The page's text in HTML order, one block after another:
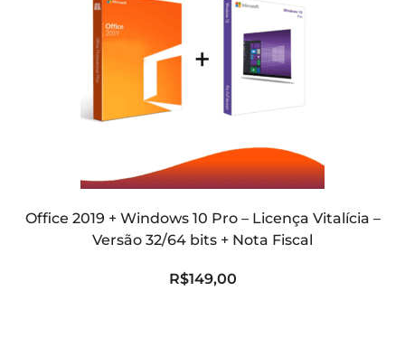
Office 2019 + Windows 10 Pro – Licença Vitalícia –
Versão 32/64 bits + Nota Fiscal
R$149,00